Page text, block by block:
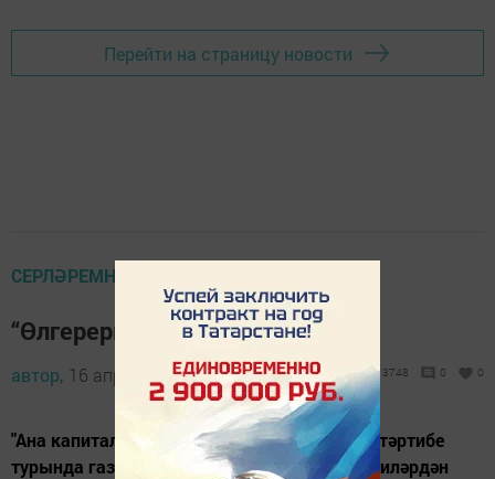
Перейти на страницу новости
СЕРЛӘРЕМНЕ "ЙОЛДЫЗ" КАБУЛ ИТ
“Өлгерерменме” икән?
автор, 16 апрель 2014 - 12:23 3748 0 0
"Ана капиталы" сертификатын алу, куллану тәртибе
турында газета укучыларыбыздан - яшь әниләрдән